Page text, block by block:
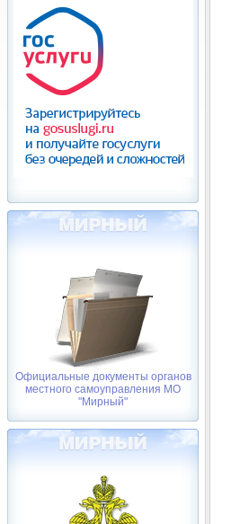
Официальные документы органов
местного самоуправления МО
"Мирный"